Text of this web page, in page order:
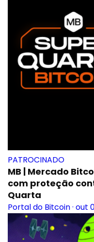
PATROCINADO
MB | Mercado
com proteção
Quarta
Portal do Bitcoin· out